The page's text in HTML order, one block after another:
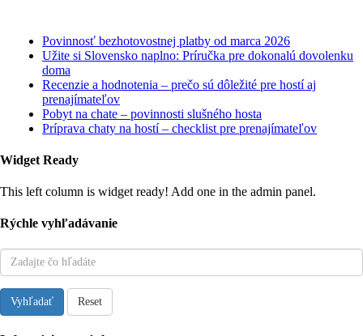
Povinnosť bezhotovostnej platby od marca 2026
Užite si Slovensko naplno: Príručka pre dokonalú dovolenku
doma
Recenzie a hodnotenia – prečo sú dôležité pre hostí aj
prenajímateľov
Pobyt na chate – povinnosti slušného hosta
Príprava chaty na hostí – checklist pre prenajímateľov
Widget Ready
This left column is widget ready! Add one in the admin panel.
Rýchle vyhľadávanie
Vyhľadať Reset